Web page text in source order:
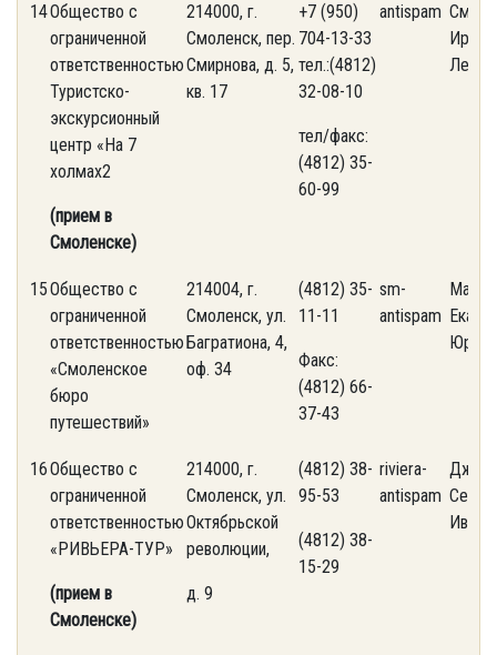
14Общество с
ограниченной
ответственностью
Туристско-
экскурсионный
центр «На 7
холмах2
(прием в
Смоленске)
214000, г.
Смоленск, пер.
Смирнова, д. 5,
кв. 17
+7 (950)
704-13-33
тел.:(4812)
32-08-10
тел/факс:
(4812) 35-
60-99
antispam
Ирина
15Общество с
ограниченной
ответственностью
«Смоленское
бюро
путешествий»
214004, г.
Смоленск, ул.
Багратиона, 4,
оф. 34
(4812) 35-
11-11
Факс:
(4812) 66-
37-43
sm-
antispam
16Общество с
ограниченной
ответственностью
«РИВЬЕРА-ТУР»
(прием в
Смоленске)
214000, г.
Смоленск, ул.
Октябрьской
революции,
д. 9
(4812) 38-
95-53
(4812) 38-
15-29
riviera-
antispam